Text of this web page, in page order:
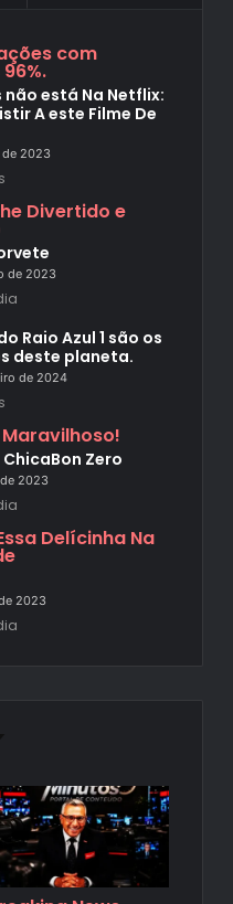
com
não está Na Netflix:
A este Filme De
de 2023
Divertido e
de 2023
Raio Azul 1 são os
deste planeta.
de 2024
Zero
2023
Delícinha Na
2023